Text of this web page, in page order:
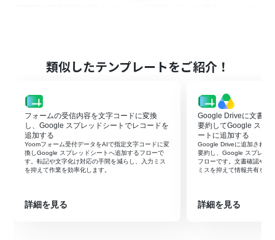
ツール間における顧客情報の更新を正確に行いたい方に、この
このフローはGoogle スプレッドシートの顧客情報のデータが更
新されるとboardの顧客情報も自動で更新することができます。
部門間における情報連携も不要となるため、顧客情報の整合性
を保つことが可能です。
・Google スプレッドシートとboardのそれぞれとYoomを連携
してください。
類似したテンプレートをご紹介！
フォームの受信内容を文字コードに変換
し、Google スプレッドシートでレコードを
追加する
Yoomフォーム受付データをAIで指定文字コードに変
換しGoogle スプレッドシートへ追加するフローで
す。転記や文字化け対応の手間を減らし、入力ミス
を抑えて作業を効率化します。
詳細を見る
Google Driveに文書が
要約してGoogle スプ
ートに追加する
Google Driveに追加された
要約し、Google スプレッ
フローです。文書確認や転
ミスを抑えて情報共有を早
詳細を見る